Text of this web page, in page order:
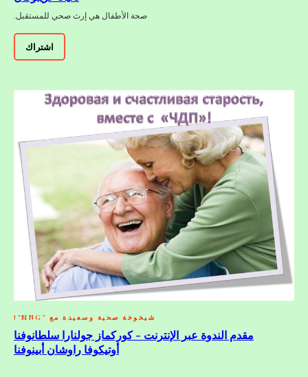
صحة الأطفال هي إرث صحي للمستقبل.
اشتراك
شيخوخة صحية وسعيدة مع "MNG"!
مقدم الندوة عبر الإنترنت - كوركماز جولنارا سلطانوفنا
أوتيكوفا راوشان أبينوفنا